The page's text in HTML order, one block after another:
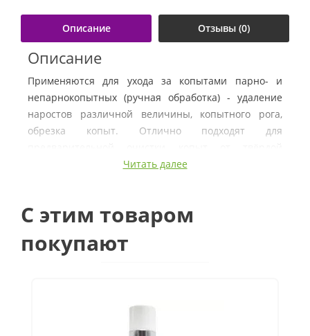
Описание Отзывы (0)
Описание
Применяются для ухода за копытами парно- и
непарнокопытных (ручная обработка) - удаление
наростов различной величины, копытного рога,
обрезка копыт. Отлично подходят для
Резаки могут использоваться для боковой обработки
плановых или профилактических работ вет.
Читать далее
C этим товаром
покупают